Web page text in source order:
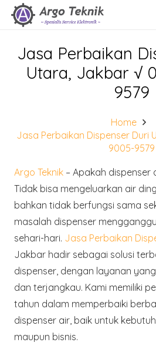
Jasa Perbaikan
Utara, Jakbar √
9579
Home
Jasa Perbaikan Dispenser Duri
9005-9579
Argo Teknik – Apakah dispenser
Tidak bisa mengeluarkan air
bahkan tidak berfungsi sama
masalah dispenser
sehari-hari. Jasa Perbaikan
Jakbar hadir sebagai solusi
dispenser, dengan layanan
dan terjangkau. Kami memiliki
tahun dalam memperbaiki
dispenser air, baik untuk
maupun bisnis.